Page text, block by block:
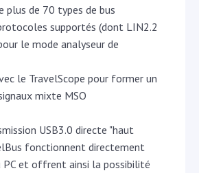
plus de 70 types de bus
supportés (dont LIN2.2
le mode analyseur de
le TravelScope pour former un
mixte MSO
USB3.0 directe "haut
fonctionnent directement
PC et offrent ainsi la possibilité